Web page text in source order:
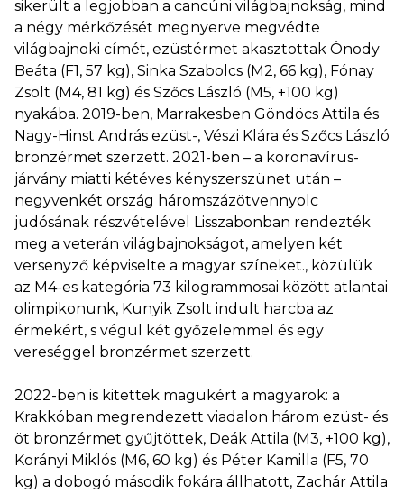
sikerült a legjobban a cancúni világbajnokság, mind
a négy mérkőzését megnyerve megvédte
világbajnoki címét, ezüstérmet akasztottak Ónody
Beáta (F1, 57 kg), Sinka Szabolcs (M2, 66 kg), Fónay
Zsolt (M4, 81 kg) és Szőcs László (M5, +100 kg)
nyakába. 2019-ben, Marrakesben Göndöcs Attila és
Nagy-Hinst András ezüst-, Vészi Klára és Szőcs László
bronzérmet szerzett. 2021-ben – a koronavírus-
járvány miatti kétéves kényszerszünet után –
negyvenkét ország háromszázötvennyolc
judósának részvételével Lisszabonban rendezték
meg a veterán világbajnokságot, amelyen két
versenyző képviselte a magyar színeket., közülük
az M4-es kategória 73 kilogrammosai között atlantai
olimpikonunk, Kunyik Zsolt indult harcba az
érmekért, s végül két győzelemmel és egy
vereséggel bronzérmet szerzett.
2022-ben is kitettek magukért a magyarok: a
Krakkóban megrendezett viadalon három ezüst- és
öt bronzérmet gyűjtöttek, Deák Attila (M3, +100 kg),
Korányi Miklós (M6, 60 kg) és Péter Kamilla (F5, 70
kg) a dobogó második fokára állhatott, Zachár Attila